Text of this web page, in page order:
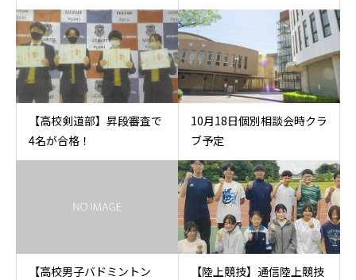
【高校剣道部】昇段審査で
4名が合格！
10月18日個別相談会時クラ
ブ予定
【高校男子バドミントン
【陸上競技】通信陸上競技